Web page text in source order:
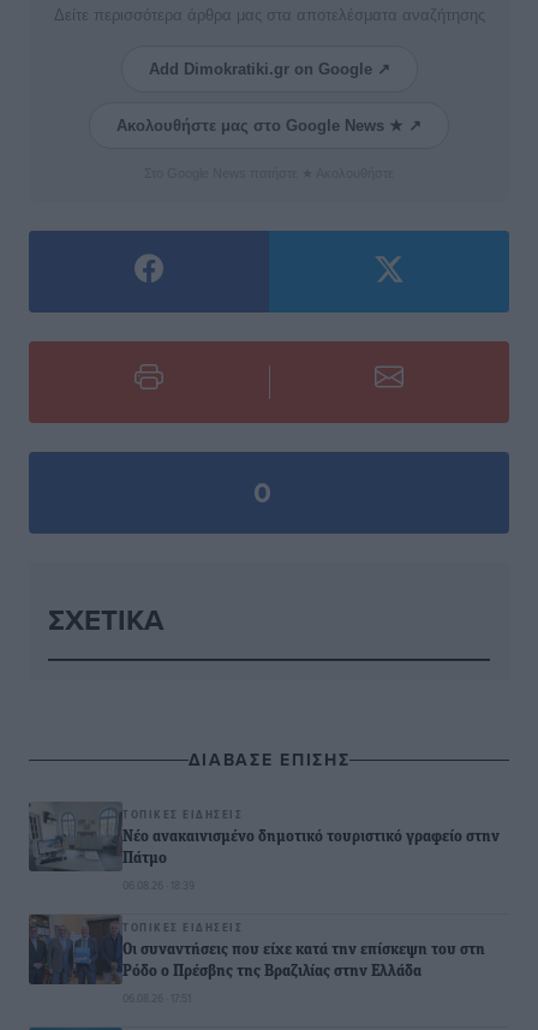
Δείτε περισσότερα άρθρα μας στα αποτελέσματα αναζήτησης
Add Dimokratiki.gr on Google ↗
Ακολουθήστε μας στο Google News ★ ↗
0
ΣΧΕΤΙΚΆ
ΔΙΑΒΑΣΕ ΕΠΙΣΗΣ
ΤΟΠΙΚΈΣ ΕΙΔΉΣΕΙΣ
Νέο ανακαινισμένο δημοτικό τουριστικό γραφείο στην
Πάτμο
06.08.26 · 18:39
ΤΟΠΙΚΈΣ ΕΙΔΉΣΕΙΣ
Οι συναντήσεις που είχε κατά την επίσκεψη του στη
Ρόδο ο Πρέσβης της Βραζιλίας στην Ελλάδα
06.08.26 · 17:51